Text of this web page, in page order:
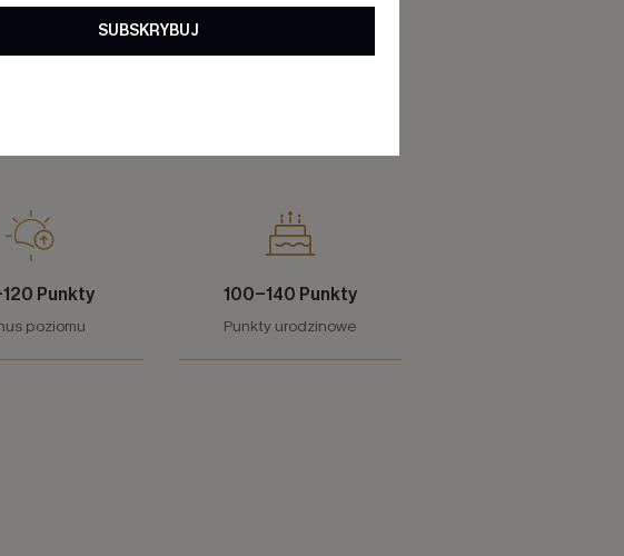
PUNKTÓW
Punkty
poziomu
100-140 Punkty
Punkty urodzinowe
SUBSKRYBUJ